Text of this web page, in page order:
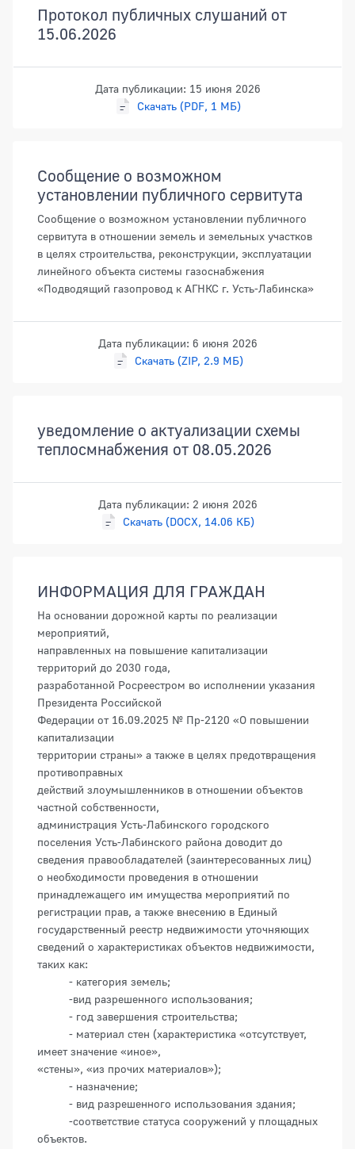
Протокол публичных слушаний от
15.06.2026
Дата публикации: 15 июня 2026
Скачать (PDF, 1 МБ)
Сообщение о возможном
установлении публичного сервитута
Сообщение о возможном установлении публичного
сервитута в отношении земель и земельных участков
в целях строительства, реконструкции, эксплуатации
линейного объекта системы газоснабжения
«Подводящий газопровод к АГНКС г. Усть-Лабинска»
Дата публикации: 6 июня 2026
Скачать (ZIP, 2.9 МБ)
уведомление о актуализации схемы
теплосмнабжения от 08.05.2026
Дата публикации: 2 июня 2026
Скачать (DOCX, 14.06 КБ)
ИНФОРМАЦИЯ ДЛЯ ГРАЖДАН
На основании дорожной карты по реализации
мероприятий,
направленных на повышение капитализации
территорий до 2030 года,
разработанной Росреестром во исполнении указания
Президента Российской
Федерации от 16.09.2025 № Пр-2120 «О повышении
капитализации
территории страны» а также в целях предотвращения
противоправных
действий злоумышленников в отношении объектов
частной собственности,
администрация Усть-Лабинского городского
поселения Усть-Лабинского района доводит до
сведения правообладателей (заинтересованных лиц)
о необходимости проведения в отношении
принадлежащего им имущества мероприятий по
регистрации прав, а также внесению в Единый
государственный реестр недвижимости уточняющих
сведений о характеристиках объектов недвижимости,
таких как:
- категория земель;
-вид разрешенного использования;
- год завершения строительства;
- материал стен (характеристика «отсутствует,
имеет значение «иное»,
«стены», «из прочих материалов»);
- назначение;
- вид разрешенного использования здания;
-соответствие статуса сооружений у площадных
объектов.